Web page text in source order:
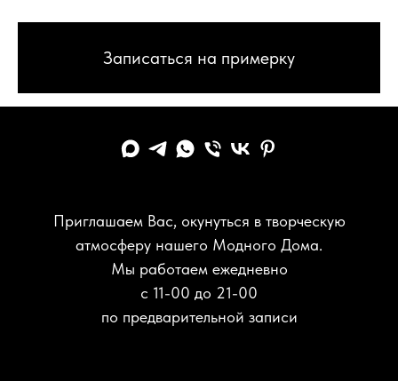
Записаться на примерку
Приглашаем Вас, окунуться в творческую
атмосферу нашего Модного Дома.
Мы работаем ежедневно
с 11-00 до 21-00
по предварительной записи